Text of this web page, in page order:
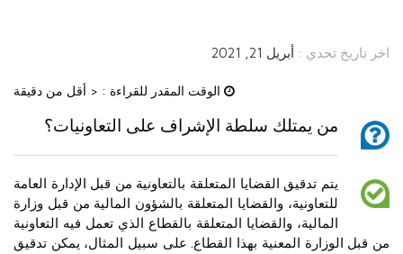
اخر تاريخ تحدي : أبريل 21, 2021
الوقت المقدر للقراءة : < أقل من دقيقة
من يمتلك سلطة الإشراف على التعاونيات؟
يتم تدقيق القضايا المتعلقة بالتعاونية من قبل الإدارة العامة
للتعاونية، والقضايا المتعلقة بالشؤون المالية من قبل وزارة
المالية، والقضايا المتعلقة بالقطاع الذي تعمل فيه التعاونية
من قبل الوزارة المعنية بهذا القطاع. على سبيل المثال، يمكن تدقيق